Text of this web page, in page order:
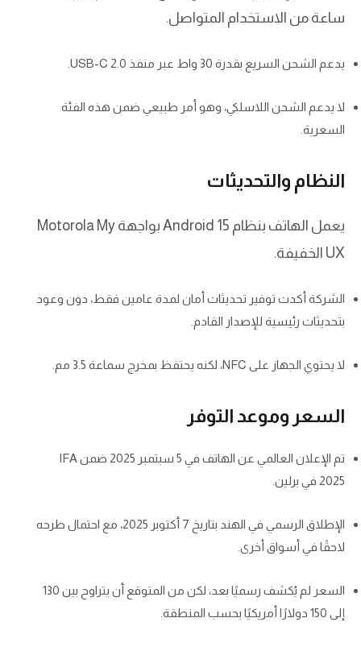
ساعة من الاستخدام المتواصل.
يدعم الشحن السريع بقدرة 30 واط عبر منفذ USB-C 2.0.
لا يدعم الشحن اللاسلكي، وهو أمر طبيعي ضمن هذه الفئة
السعرية.
النظام والتحديثات
يعمل الهاتف بنظام Android 15 بواجهة Motorola My
UX الخفيفة.
الشركة أكدت توفير تحديثات أمان لمدة عامين فقط، دون وعود
بتحديثات رئيسية للإصدار القادم.
لا يحتوي الجهاز على NFC، لكنه يحتفظ بمخرج سماعة 3.5 مم.
السعر وموعد التوفر
تم الإعلان العالمي عن الهاتف في 5 سبتمبر 2025 ضمن IFA
2025 في برلين.
الإطلاق الرسمي في الهند بتاريخ 7 أكتوبر 2025، مع احتمال طرحه
لاحقًا في أسواق أخرى.
السعر لم يُكشف رسميًا بعد، لكن من المتوقع أن يتراوح بين 130
إلى 150 دولارًا أمريكيًا بحسب المنطقة.